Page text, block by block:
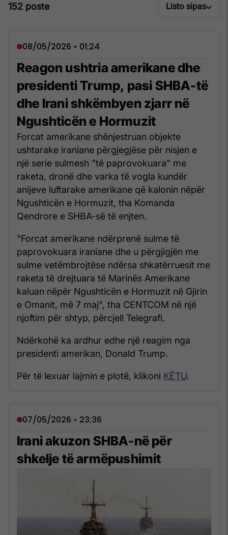
152 poste Listo sipas
08/05/2026 • 01:24
Reagon ushtria amerikane dhe
presidenti Trump, pasi SHBA-të
dhe Irani shkëmbyen zjarr në
Ngushticën e Hormuzit
Forcat amerikane shënjestruan objekte
ushtarake iraniane përgjegjëse për nisjen e
një serie sulmesh "të paprovokuara" me
raketa, dronë dhe varka të vogla kundër
anijeve luftarake amerikane që kalonin nëpër
Ngushticën e Hormuzit, tha Komanda
Qendrore e SHBA-së të enjten.
"Forcat amerikane ndërprenë sulme të
paprovokuara iraniane dhe u përgjigjën me
sulme vetëmbrojtëse ndërsa shkatërruesit me
raketa të drejtuara të Marinës Amerikane
kaluan nëpër Ngushticën e Hormuzit në Gjirin
e Omanit, më 7 maj", tha CENTCOM në një
njoftim për shtyp, përcjell Telegrafi.
Ndërkohë ka ardhur edhe një reagim nga
presidenti amerikan, Donald Trump.
Për të lexuar lajmin e plotë, klikoni KËTU.
07/05/2026 • 23:36
Irani akuzon SHBA-në për
shkelje të armëpushimit